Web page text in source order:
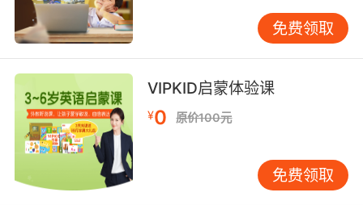
儿童在线英语哪个好怎么选第二点：看培训机构
的成立时间
会更加丰富，因为他们已经在市场上磨练了很长
时间了。并且也只有具备一定的教学特色和家长
们的认可，他们才能在市场上存在这么长的时
间。当然也不是说成立时间短的机构就是不好
的，具有专业的老师和独特的教学方法一样是可
以选择的。
免费领取
VIPKID启蒙体验课
¥0 原价100元
免费领取